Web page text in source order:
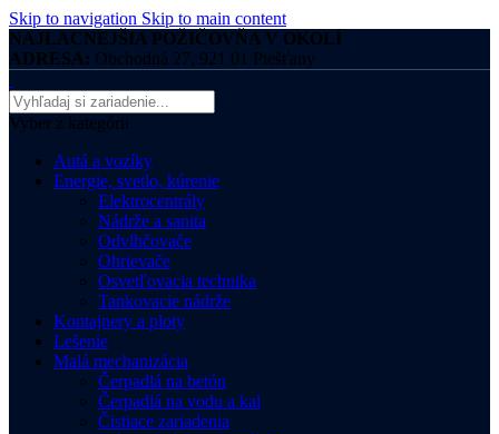
Skip to navigation Skip to main content
NAJLACNEJŠIA POŽIČOVŇA V OKOLÍ
ADRESA: Obchodná 27, 921 01 Piešťany
Vyber z kategórii
Autá a vozíky
Energie, svetlo, kúrenie
Elektrocentrály
Nádrže a sanita
Odvlhčovače
Ohrievače
Osvetľovacia technika
Tankovacie nádrže
Kontajnery a ploty
Lešenie
Malá mechanizácia
Čerpadlá na betón
Čerpadlá na vodu a kal
Čistiace zariadenia